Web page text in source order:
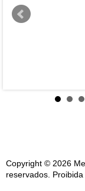
Copyright © 2026
reservados.